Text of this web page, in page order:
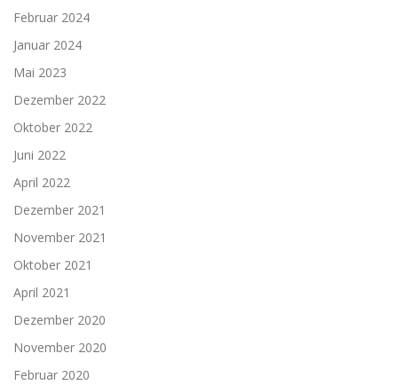
Februar 2024
Januar 2024
Mai 2023
Dezember 2022
Oktober 2022
Juni 2022
April 2022
Dezember 2021
November 2021
Oktober 2021
April 2021
Dezember 2020
November 2020
Februar 2020